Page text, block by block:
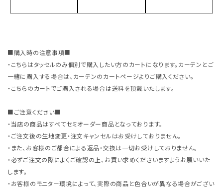
■購入時の注意事項■
・こちらはタッセルのみ個別で購入したい方のカートになります。カーテンとご
一緒に購入する場合は、カーテンのカートページよりご購入ください。
・こちらのカートでご購入される場合は送料を頂戴いたします。
■ご注意ください■
・当店の商品はすべてセミオーダー商品となっております。
・ご注文後の生地変更・注文キャンセルはお受けしておりません。
・また、お客様のご都合による返品・交換は一切お受けしておりません。
・必ずご注文の際によくご確認の上、お買い求めくださいますようお願いいた
します。
・お客様のモニター環境によって、実際の商品と色合いが異なる場合がござい